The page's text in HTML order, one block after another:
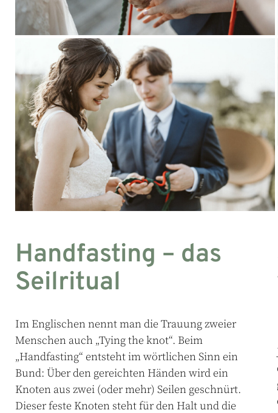
Handfasting – das
Seilritual
Im Englischen nennt man die Trauung zweier
Menschen auch „Tying the knot“. Beim
„Handfasting“ entsteht im wörtlichen Sinn ein
Bund: Über den gereichten Händen wird ein
Knoten aus zwei (oder mehr) Seilen geschnürt.
Dieser feste Knoten steht für den Halt und die